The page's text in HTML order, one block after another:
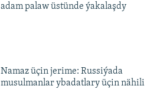
adam palaw üstünde ýakalaşdy
Namaz üçin jerime: Russiýada
musulmanlar ybadatlary üçin nähili